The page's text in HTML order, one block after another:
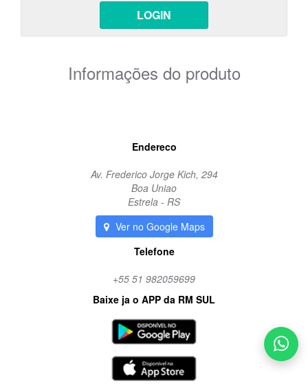
LOGIN
Informações do produto
Endereco
Av. Frederico Jorge Kich, 294
Boa Uniao
Estrela - RS
Ver no Google Maps
Telefone
+55 51 982059699
Baixe ja o APP da RM SUL